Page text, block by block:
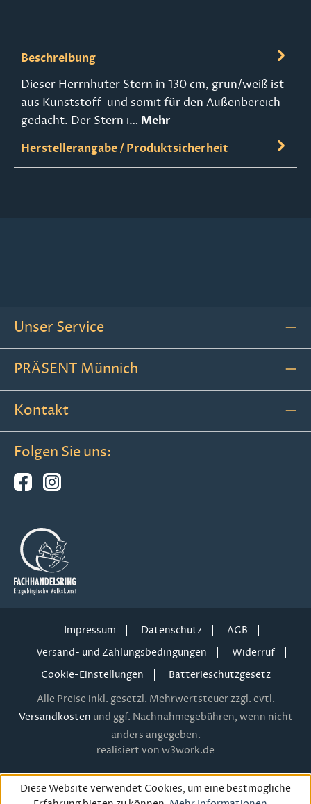
Beschreibung
Dieser Herrnhuter Stern in 130 cm, grün/weiß ist
aus Kunststoff und somit für den Außenbereich
gedacht. Der Stern i… Mehr
Herstellerangabe / Produktsicherheit
Unser Service
PRÄSENT Münnich
Kontakt
Folgen Sie uns:
Impressum Datenschutz
AGB
Versand- und Zahlungsbedingungen
Widerruf
Cookie-Einstellungen
Batterieschutzgesetz
Alle Preise inkl. gesetzl. Mehrwertsteuer zzgl. evtl.
Versandkosten und ggf. Nachnahmegebühren, wenn nicht
anders angegeben.
realisiert von w3work.de
Diese Website verwendet Cookies, um eine bestmögliche